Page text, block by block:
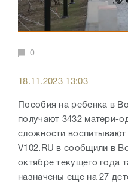
0
18.11.2023 13:03
Пособия на ребенка в
получают 3432 матери-
сложности
V102.RU в сообщили в
октябре текущего года
назначены еще на 27